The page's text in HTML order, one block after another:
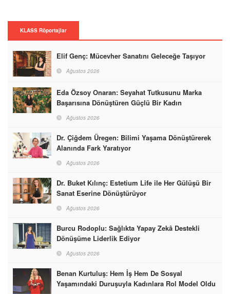
KLASS Röportajlar
Elif Genç: Mücevher Sanatını Geleceğe Taşıyor
Ağustos 2026
Eda Özsoy Onaran: Seyahat Tutkusunu Marka
Başarısına Dönüştüren Güçlü Bir Kadın
Ağustos 2026
Dr. Çiğdem Üregen: Bilimi Yaşama Dönüştürerek
Alanında Fark Yaratıyor
Ağustos 2026
Dr. Buket Kılınç: Estetium Life ile Her Gülüşü Bir
Sanat Eserine Dönüştürüyor
Ağustos 2026
Burcu Rodoplu: Sağlıkta Yapay Zekâ Destekli
Dönüşüme Liderlik Ediyor
Ağustos 2026
Benan Kurtuluş: Hem İş Hem De Sosyal
Yaşamındaki Duruşuyla Kadınlara Rol Model Oldu